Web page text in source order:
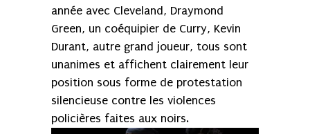
année avec Cleveland, Draymond
Green, un coéquipier de Curry, Kevin
Durant, autre grand joueur, tous sont
unanimes et affichent clairement leur
position sous forme de protestation
silencieuse contre les violences
policières faites aux noirs.